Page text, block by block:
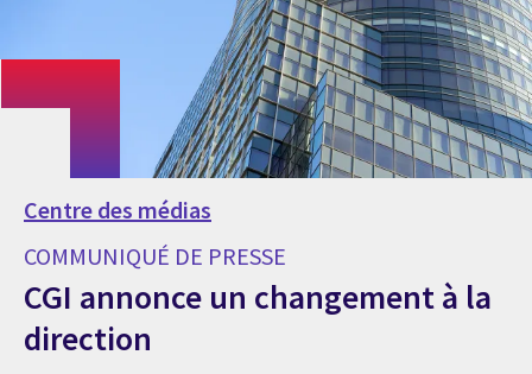
Centre des médias
COMMUNIQUÉ DE PRESSE
CGI annonce un changement à la
direction